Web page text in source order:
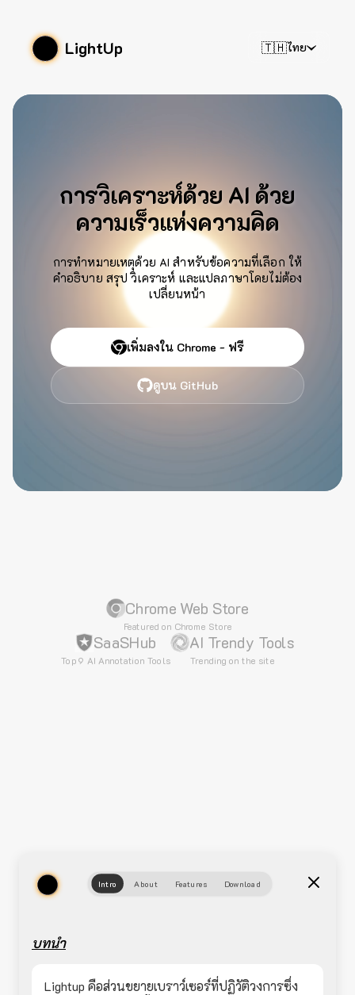
LightUp 🇹🇭ไทย
การวิเคราะห์ด้วย AI ด้วย
ความเร็วแห่งความคิด
การทำหมายเหตุด้วย AI สำหรับข้อความที่เลือก ให้
คำอธิบาย สรุป วิเคราะห์ และแปลภาษาโดยไม่ต้อง
เปลี่ยนหน้า
เพิ่มลงใน Chrome - ฟรี
ดูบน GitHub
Chrome Web Store
Featured on Chrome Store
SaaSHub
Top 9 AI Annotation Tools
AI Trendy Tools
Trending on the site
Intro About Features Download
บทนำ
Lightup คือส่วนขยายเบราว์เซอร์ที่ปฏิวัติวงการซึ่ง